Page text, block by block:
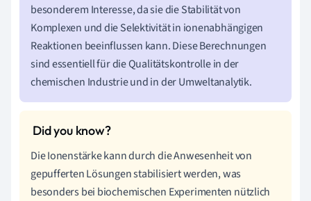
besonderem Interesse, da sie die Stabilität von
Komplexen und die Selektivität in ionenabhängigen
Reaktionen beeinflussen kann. Diese Berechnungen
sind essentiell für die Qualitätskontrolle in der
chemischen Industrie und in der Umweltanalytik.
Die Ionenstärke kann durch die Anwesenheit von
gepufferten Lösungen stabilisiert werden, was
besonders bei biochemischen Experimenten nützlich